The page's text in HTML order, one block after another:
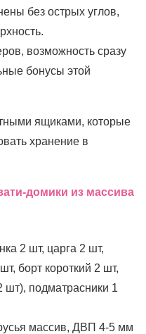
без острых углов,
возможность сразу
бонусы этой
ящиками, которые
хранение в
домики из массива
2 шт, царга 2 шт,
борт короткий 2 шт,
шт), подматрасники 1
массив, ДВП 4-5 мм